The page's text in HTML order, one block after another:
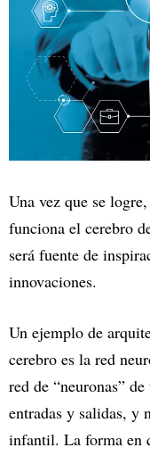
Una vez que se
funciona el cerebro
será fuente de
innovaciones.
Un ejemplo de
cerebro es la red
red de “neuronas”
entradas y salidas, y
infantil. La forma en